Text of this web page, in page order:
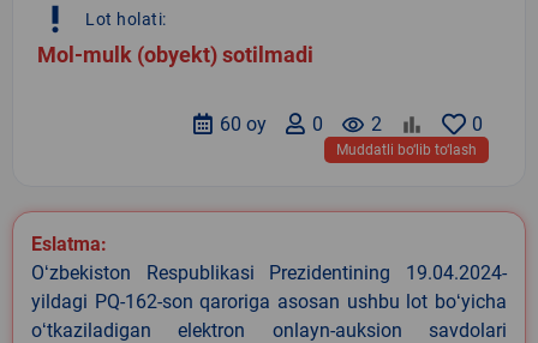
priority_high Lot holati:
Mol-mulk (obyekt) sotilmadi
0
remove_red_eye 2
0
60 oy
Muddatli bo‘lib to‘lash
Eslatma:
Oʻzbekiston Respublikasi Prezidentining 19.04.2024-
yildagi PQ-162-son qaroriga asosan ushbu lot boʻyicha
oʻtkaziladigan elektron onlayn-auksion savdolari